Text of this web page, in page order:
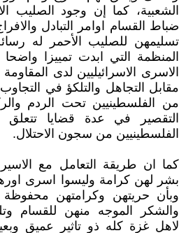
الشعبية، كما إن وجود الصليب
ضباط القسام اوامر التبادل
تسليمهن للصليب الأحمر له
المنظمة التي ابدت تمييزا
الاسرى الاسرائيليين لدى
مقابل التجاهل والتلكؤ في
من الفلسطينيين تحت الردم
التقصير في عدة قضايا تتعلق
الفلسطينيين من سجون الاحتلال.
كما ان طريقة التعامل مع
بشر لهن كرامة وليسوا اسرى
وبأن حريتهن وكرامتهن محفوظة
والشكر الموجه منهن للقسام
لاهل غزة كله ذو تاثير عميق